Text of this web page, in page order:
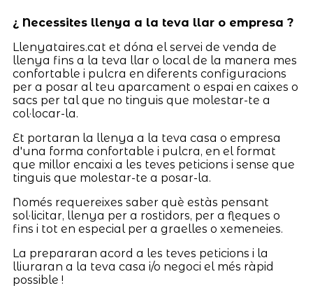
¿ Necessites llenya a la teva llar o empresa ?
Llenyataires.cat et dóna el servei de venda de
llenya fins a la teva llar o local de la manera mes
confortable i pulcra en diferents configuracions
per a posar al teu aparcament o espai en caixes o
sacs per tal que no tinguis que molestar-te a
col·locar-la.
Et portaran la llenya a la teva casa o empresa
d'una forma confortable i pulcra, en el format
que millor encaixi a les teves peticions i sense que
tinguis que molestar-te a posar-la.
Només requereixes saber què estàs pensant
sol·licitar, llenya per a rostidors, per a fleques o
fins i tot en especial per a graelles o xemeneies.
La prepararan acord a les teves peticions i la
lliuraran a la teva casa i/o negoci el més ràpid
possible !